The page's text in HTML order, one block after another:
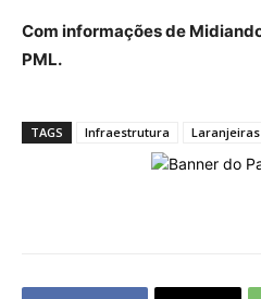
Com informações de
PML.
TAGS Infraestrutura Laranjeiras